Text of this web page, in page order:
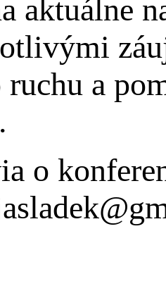
aktuálne
ruchu a
o